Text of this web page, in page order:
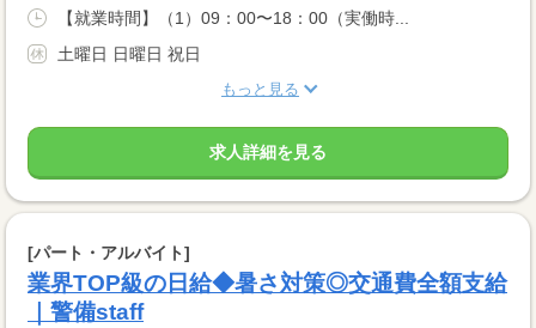
【就業時間】（1）09：00〜18：00（実働時...
土曜日 日曜日 祝日
もっと見る
求人詳細を見る
[パート・アルバイト]
業界TOP級の日給◆暑さ対策◎交通費全額支給
｜警備staff